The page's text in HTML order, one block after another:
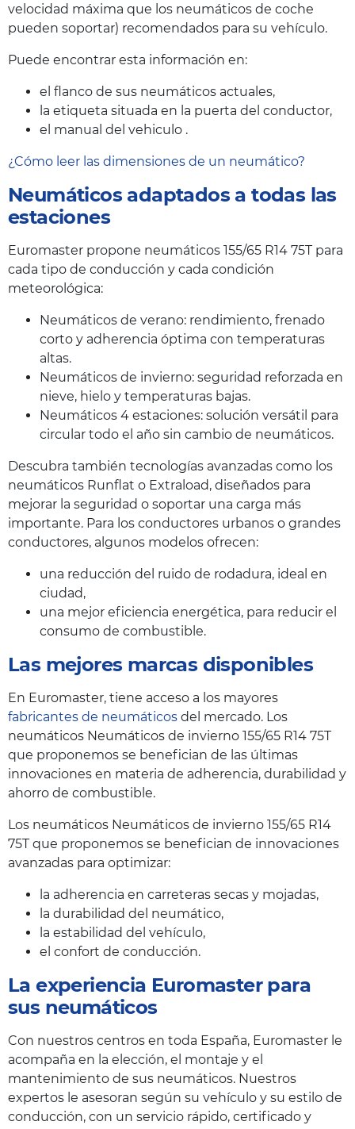
velocidad máxima que los neumáticos de coche
pueden soportar) recomendados para su vehículo.
Puede encontrar esta información en:
el flanco de sus neumáticos actuales,
la etiqueta situada en la puerta del conductor,
el manual del vehiculo .
¿Cómo leer las dimensiones de un neumático?
Neumáticos adaptados a todas las
estaciones
Euromaster propone neumáticos 155/65 R14 75T para
cada tipo de conducción y cada condición
meteorológica:
Neumáticos de verano: rendimiento, frenado
corto y adherencia óptima con temperaturas
altas.
Neumáticos de invierno: seguridad reforzada en
nieve, hielo y temperaturas bajas.
Neumáticos 4 estaciones: solución versátil para
circular todo el año sin cambio de neumáticos.
Descubra también tecnologías avanzadas como los
neumáticos Runflat o Extraload, diseñados para
mejorar la seguridad o soportar una carga más
importante. Para los conductores urbanos o grandes
conductores, algunos modelos ofrecen:
una reducción del ruido de rodadura, ideal en
ciudad,
una mejor eficiencia energética, para reducir el
consumo de combustible.
Las mejores marcas disponibles
En Euromaster, tiene acceso a los mayores
fabricantes de neumáticos del mercado. Los
neumáticos Neumáticos de invierno 155/65 R14 75T
que proponemos se benefician de las últimas
innovaciones en materia de adherencia, durabilidad y
ahorro de combustible.
Los neumáticos Neumáticos de invierno 155/65 R14
75T que proponemos se benefician de innovaciones
avanzadas para optimizar:
la adherencia en carreteras secas y mojadas,
la durabilidad del neumático,
la estabilidad del vehículo,
el confort de conducción.
La experiencia Euromaster para
sus neumáticos
Con nuestros centros en toda España, Euromaster le
acompaña en la elección, el montaje y el
mantenimiento de sus neumáticos. Nuestros
expertos le asesoran según su vehículo y su estilo de
conducción, con un servicio rápido, certificado y